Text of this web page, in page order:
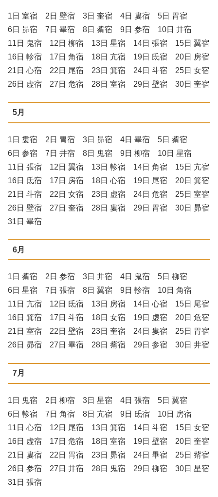
1日 室宿 2日 壁宿 3日 奎宿 4日 婁宿 5日 胃宿
6日 昴宿 7日 畢宿 8日 觜宿 9日 参宿 10日 井宿
11日 鬼宿 12日 柳宿 13日 星宿 14日 張宿 15日 翼宿
16日 軫宿 17日 角宿 18日 亢宿 19日 氐宿 20日 房宿
21日 心宿 22日 尾宿 23日 箕宿 24日 斗宿 25日 女宿
26日 虚宿 27日 危宿 28日 室宿 29日 壁宿 30日 奎宿
5月
1日 婁宿 2日 胃宿 3日 昴宿 4日 畢宿 5日 觜宿
6日 参宿 7日 井宿 8日 鬼宿 9日 柳宿 10日 星宿
11日 張宿 12日 翼宿 13日 軫宿 14日 角宿 15日 亢宿
16日 氐宿 17日 房宿 18日 心宿 19日 尾宿 20日 箕宿
21日 斗宿 22日 女宿 23日 虚宿 24日 危宿 25日 室宿
26日 壁宿 27日 奎宿 28日 婁宿 29日 胃宿 30日 昴宿
31日 畢宿
6月
1日 觜宿 2日 参宿 3日 井宿 4日 鬼宿 5日 柳宿
6日 星宿 7日 張宿 8日 翼宿 9日 軫宿 10日 角宿
11日 亢宿 12日 氐宿 13日 房宿 14日 心宿 15日 尾宿
16日 箕宿 17日 斗宿 18日 女宿 19日 虚宿 20日 危宿
21日 室宿 22日 壁宿 23日 奎宿 24日 婁宿 25日 胃宿
26日 昴宿 27日 畢宿 28日 觜宿 29日 参宿 30日 井宿
7月
1日 鬼宿 2日 柳宿 3日 星宿 4日 張宿 5日 翼宿
6日 軫宿 7日 角宿 8日 亢宿 9日 氐宿 10日 房宿
11日 心宿 12日 尾宿 13日 箕宿 14日 斗宿 15日 女宿
16日 虚宿 17日 危宿 18日 室宿 19日 壁宿 20日 奎宿
21日 婁宿 22日 胃宿 23日 昴宿 24日 畢宿 25日 觜宿
26日 参宿 27日 井宿 28日 鬼宿 29日 柳宿 30日 星宿
31日 張宿